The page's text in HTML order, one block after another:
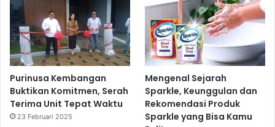
Purinusa Kembangan
Buktikan Komitmen, Serah
Terima Unit Tepat Waktu
23 Februari 2025
Mengenal Sejarah
Sparkle, Keunggulan dan
Rekomendasi Produk
Sparkle yang Bisa Kamu